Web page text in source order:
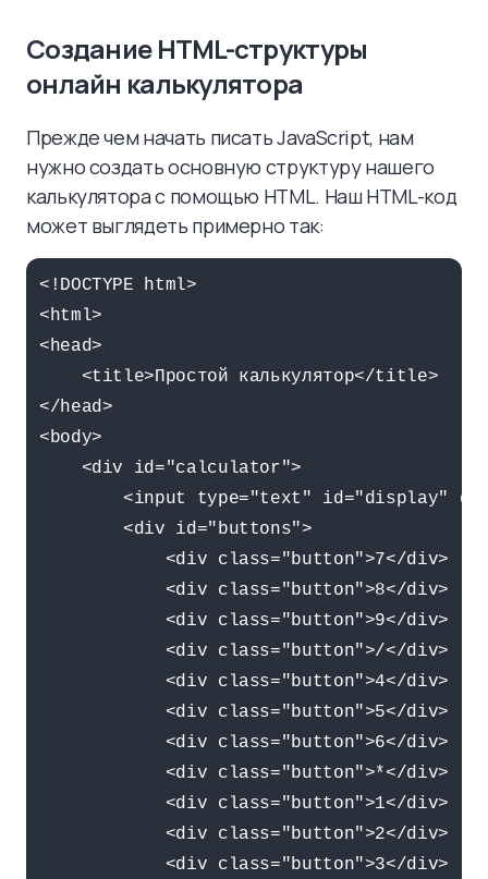
Создание HTML-структуры
онлайн калькулятора
Прежде чем начать писать JavaScript, нам
нужно создать основную структуру нашего
калькулятора с помощью HTML. Наш HTML-код
может выглядеть примерно так:
<!DOCTYPE html>
<html>
<head>
    <title>Простой калькулятор</title>
</head>
<body>
    <div id="calculator">
<input type="text" id="display"
        <div id="buttons">
            <div class="button">7</div>
            <div class="button">8</div>
            <div class="button">9</div>
            <div class="button">/</div>
            <div class="button">4</div>
            <div class="button">5</div>
            <div class="button">6</div>
            <div class="button">*</div>
            <div class="button">1</div>
            <div class="button">2</div>
            <div class="button">3</div>